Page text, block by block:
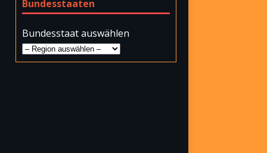
Bundesstaaten
Bundesstaat auswählen